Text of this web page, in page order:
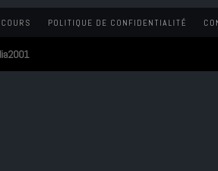
POLITIQUE DE CONFIDENTIALITÉ